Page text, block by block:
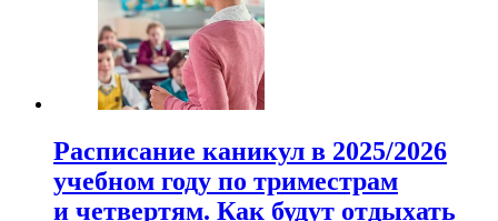
Расписание каникул в 2025/2026
учебном году по триместрам
и четвертям. Как будут отдыхать